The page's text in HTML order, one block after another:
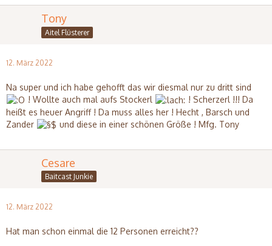
Tony
Aitel Flüsterer
12. März 2022
Na super und ich habe gehofft das wir diesmal nur zu dritt sind
! Wollte auch mal aufs Stockerl
! Scherzerl !!! Da
heißt es heuer Angriff ! Da muss alles her ! Hecht , Barsch und
Zander
und diese in einer schönen Größe ! Mfg. Tony
Cesare
Baitcast Junkie
12. März 2022
Hat man schon einmal die 12 Personen erreicht??